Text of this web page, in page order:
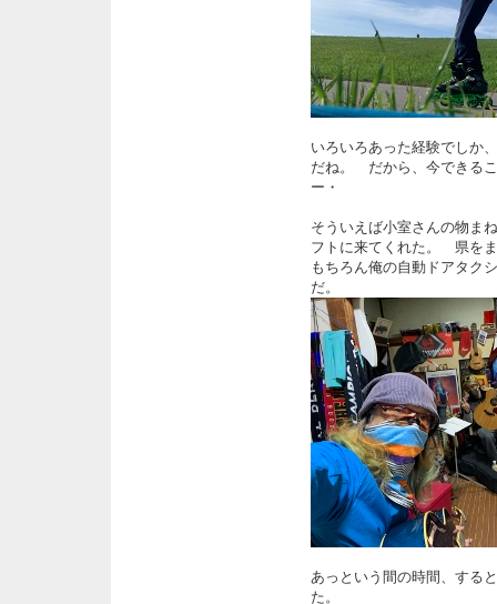
いろいろあった経験でし
だね。 だから、今できる
ー・
そういえば小室さんの物ま
フトに来てくれた。 県を
もちろん俺の自動ドアタク
だ。
あっという間の時間、する
た。